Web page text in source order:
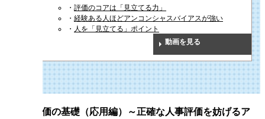
評価のコアは「見立てる力」
経験ある人ほどアンコンシャスバイアスが強い
人を「見立てる」ポイント
動画を見る
人事評価の基礎（応用編）～正確な人事評価を妨げるア